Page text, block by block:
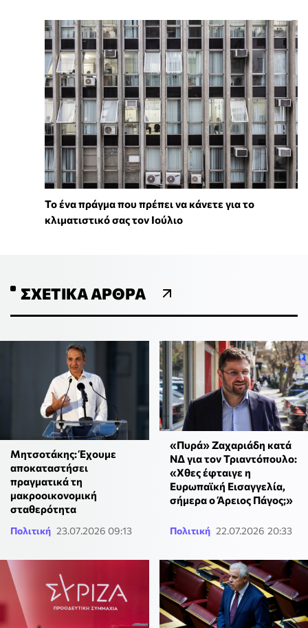
Το ένα πράγμα που πρέπει να κάνετε για το
κλιματιστικό σας τον Ιούλιο
ΣΧΕΤΙΚΆ ΆΡΘΡΑ
Μητσοτάκης: Έχουμε
αποκαταστήσει
πραγματικά τη
μακροοικονομική
σταθερότητα
Πολιτική 23.07.2026 09:13
«Πυρά» Ζαχαριάδη κατά
ΝΔ για τον Τριαντόπουλο:
«Χθες έφταιγε η
Ευρωπαϊκή Εισαγγελία,
σήμερα ο Άρειος Πάγος;»
Πολιτική 22.07.2026 20:33